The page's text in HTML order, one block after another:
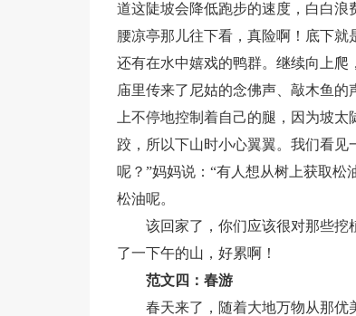
道这陡坡会降低跑步的速度，白白
腰凉亭那儿往下看，真险啊！底下就
还有在水中嬉戏的鸭群。继续向上
庙里传来了尼姑的念佛声、敲木鱼
上不停地控制着自己的腿，因为坡
跤，所以下山时小心翼翼。我们看见
呢？”妈妈说：“有人想从树上获取
松油呢。
该回家了，你们应该很对那些挖
了一下午的山，好累啊！
范文四：春游
春天来了，随着大地万物从那优